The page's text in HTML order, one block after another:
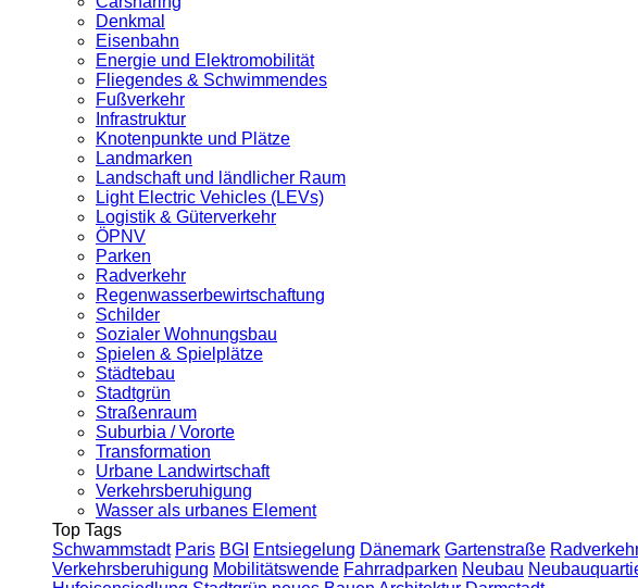
Denkmal
Eisenbahn
Energie und Elektromobilität
Fliegendes & Schwimmendes
Fußverkehr
Infrastruktur
Knotenpunkte und Plätze
Landmarken
Landschaft und ländlicher Raum
Light Electric Vehicles (LEVs)
Logistik & Güterverkehr
ÖPNV
Parken
Radverkehr
Regenwasserbewirtschaftung
Schilder
Sozialer Wohnungsbau
Spielen & Spielplätze
Städtebau
Stadtgrün
Straßenraum
Suburbia / Vororte
Transformation
Urbane Landwirtschaft
Verkehrsberuhigung
Wasser als urbanes Element
Top Tags
Schwammstadt Paris BGI Entsiegelung Dänemark Gartenstraße
Verkehrsberuhigung Mobilitätswende Fahrradparken Neubau